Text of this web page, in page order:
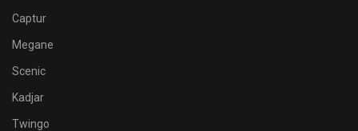
Captur
Megane
Scenic
Kadjar
Twingo